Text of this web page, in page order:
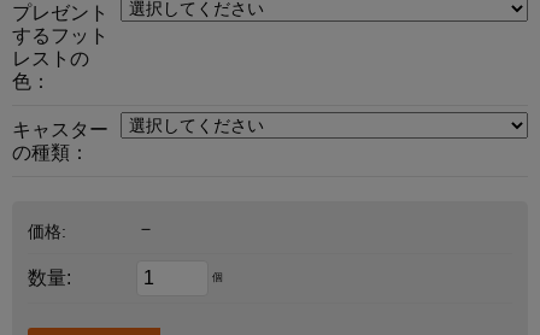
プレゼント
するフット
レストの
色：
キャスター
の種類：
価格: －
数量: 個